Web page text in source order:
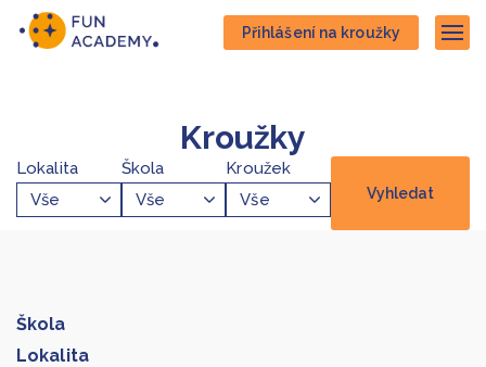
Přejít
na
Přejít
na
Přihlášení na kroužky
Kroužky
Lokalita Škola Kroužek
Škola
Lokalita